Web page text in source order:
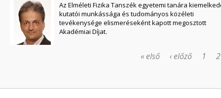
Az Elméleti Fizika Tanszék egyetemi tanára
kutatói munkássága és tudományos közéleti
tevékenysége elismeréseként kapott megosztott
Akadémiai Díjat.
« első ‹ előző 1 2